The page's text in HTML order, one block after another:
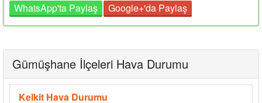
WhatsApp'ta Paylaş
Google+'da Paylaş
Gümüşhane İlçeleri Hava Durumu
Kelkit Hava Durumu